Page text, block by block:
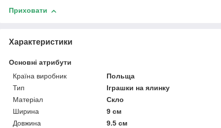
Приховати
Характеристики
Основні атрибути
Країна виробник
Польща
Тип
Іграшки на ялинку
Матеріал
Скло
Ширина
9 см
Довжина
9.5 см